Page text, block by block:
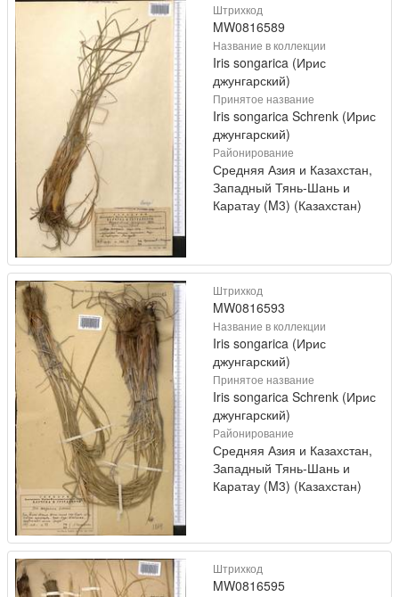
Штрихкод
MW0816589
Название в коллекции
Iris songarica (Ирис
джунгарский)
Принятое название
Iris songarica Schrenk (Ирис
джунгарский)
Районирование
Средняя Азия и Казахстан,
Западный Тянь-Шань и
Каратау (M3) (Казахстан)
Штрихкод
MW0816593
Название в коллекции
Iris songarica (Ирис
джунгарский)
Принятое название
Iris songarica Schrenk (Ирис
джунгарский)
Районирование
Средняя Азия и Казахстан,
Западный Тянь-Шань и
Каратау (M3) (Казахстан)
Штрихкод
MW0816595